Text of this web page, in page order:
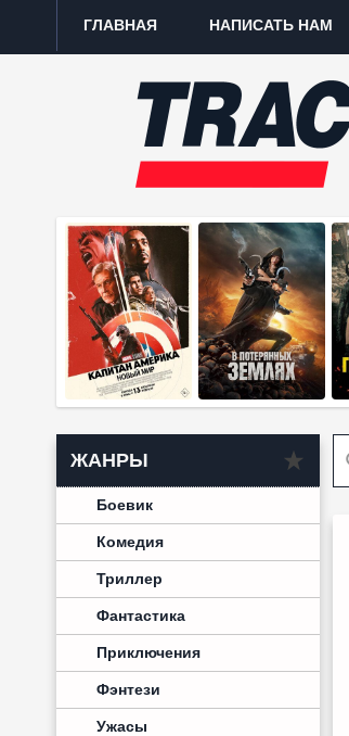
ГЛАВНАЯ НАПИСАТЬ НАМ
ЖАНРЫ
Боевик
Комедия
Триллер
Фантастика
Приключения
Фэнтези
Ужасы